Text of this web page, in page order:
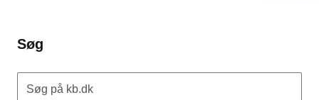
Søg
Søg på kb.dk